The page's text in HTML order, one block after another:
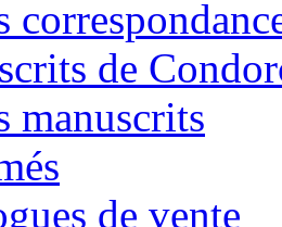
de
manuscrits
de vente